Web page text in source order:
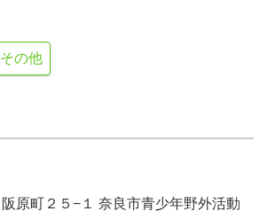
その他
阪原町２５−１ 奈良市青少年野外活動